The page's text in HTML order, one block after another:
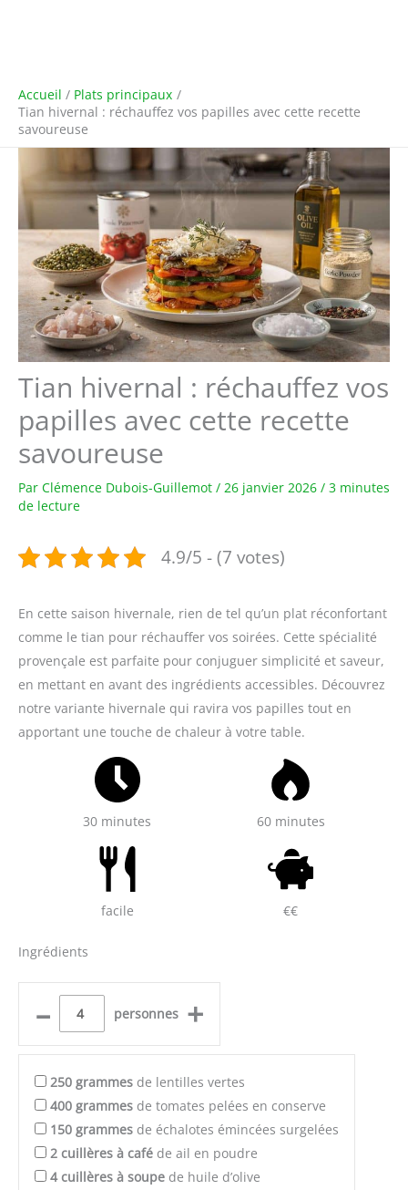
Accueil
Plats principaux
Tian hivernal : réchauffez vos papilles avec cette recette
savoureuse
Tian hivernal : réchauffez vos
papilles avec cette recette
savoureuse
Par Clémence Dubois-Guillemot / 26 janvier 2026 / 3 minutes
de lecture
4.9/5 - (7 votes)
En cette saison hivernale, rien de tel qu’un plat réconfortant
comme le tian pour réchauffer vos soirées. Cette spécialité
provençale est parfaite pour conjuguer simplicité et saveur,
en mettant en avant des ingrédients accessibles. Découvrez
notre variante hivernale qui ravira vos papilles tout en
apportant une touche de chaleur à votre table.
30 minutes 60 minutes
facile €€
Ingrédients
– personnes +
250 grammes de lentilles vertes
400 grammes de tomates pelées en conserve
150 grammes de échalotes émincées surgelées
2 cuillères à café de ail en poudre
4 cuillères à soupe de huile d’olive